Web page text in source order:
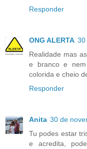
Responder
ONG ALERTA 30
Realidade mas
e branco e
colorida e cheio
Responder
Anita 30 de
Tu podes estar
e acredita,